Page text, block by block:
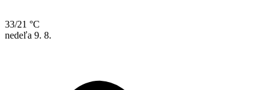
33/21 °C
nedeľa 9. 8.